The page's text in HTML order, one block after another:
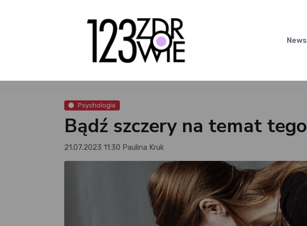
Psychologia
Bądź szczery na temat
21.07.2023 11:30 Paulina Kruk